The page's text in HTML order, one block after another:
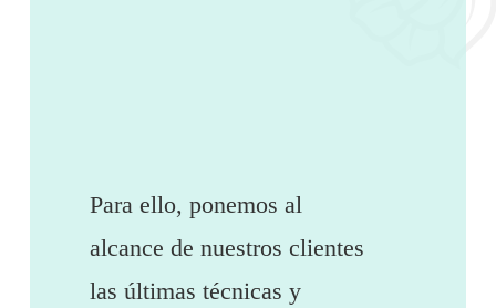
Para ello, ponemos al
alcance de nuestros clientes
las últimas técnicas y